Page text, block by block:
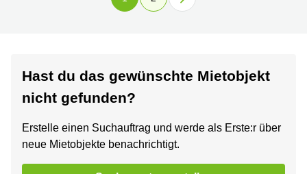
Hast du das gewünschte Mietobjekt
nicht gefunden?
Erstelle einen Suchauftrag und werde als Erste:r über
neue Mietobjekte benachrichtigt.